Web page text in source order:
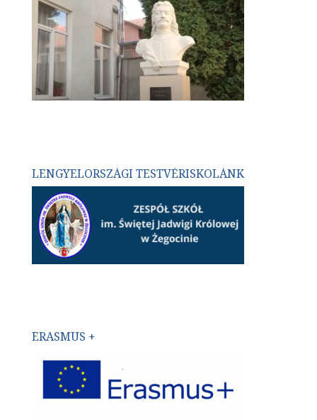
LENGYELORSZÁGI TESTVÉRISKOLÁNK
ERASMUS +